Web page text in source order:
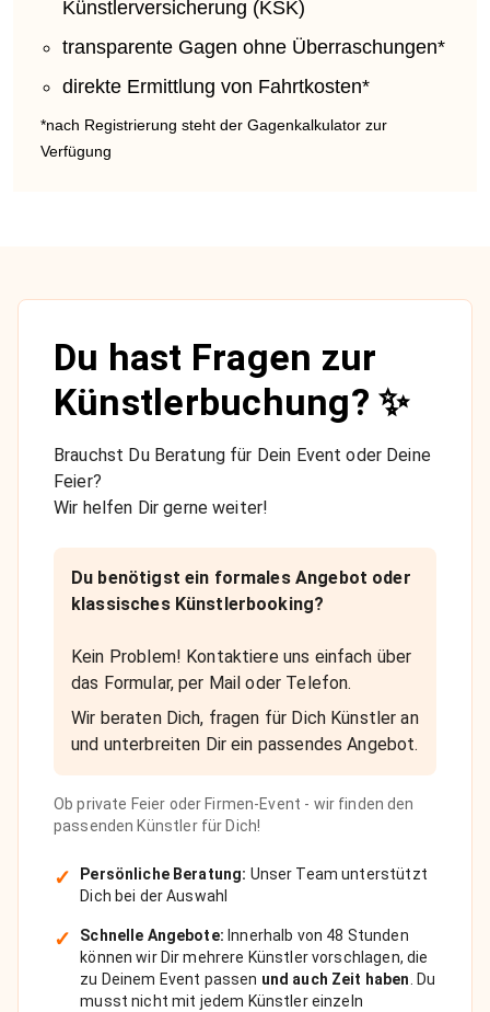
Künstlerversicherung (KSK)
transparente Gagen ohne Überraschungen*
direkte Ermittlung von Fahrtkosten*
*nach Registrierung steht der Gagenkalkulator zur
Verfügung
Du hast Fragen zur
Künstlerbuchung? ✨
Brauchst Du Beratung für Dein Event oder Deine
Feier?
Wir helfen Dir gerne weiter!
Du benötigst ein formales Angebot oder
klassisches Künstlerbooking?
Kein Problem! Kontaktiere uns einfach über
das Formular, per Mail oder Telefon.
Wir beraten Dich, fragen für Dich Künstler an
und unterbreiten Dir ein passendes Angebot.
Ob private Feier oder Firmen-Event - wir finden den
passenden Künstler für Dich!
✓ Persönliche Beratung: Unser Team unterstützt
Dich bei der Auswahl
✓ Schnelle Angebote: Innerhalb von 48 Stunden
können wir Dir mehrere Künstler vorschlagen, die
zu Deinem Event passen und auch Zeit haben . Du
musst nicht mit jedem Künstler einzeln